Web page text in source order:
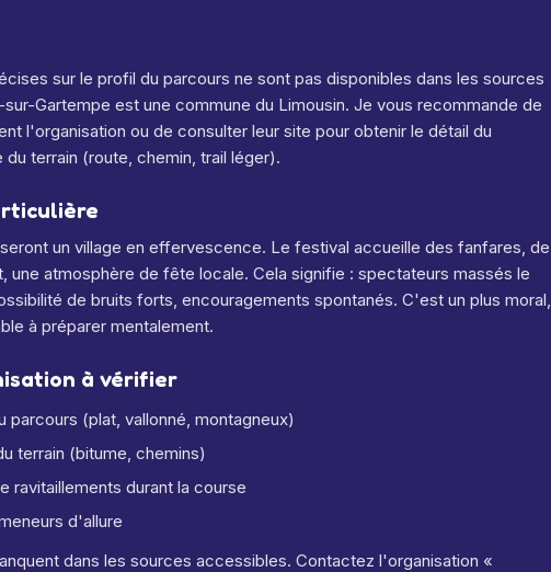
sur le profil du parcours ne sont pas disponibles dans les sources
Gartempe est une commune du Limousin. Je vous recommande de
l'organisation ou de consulter leur site pour obtenir le détail du
du terrain (route, chemin, trail léger).
un village en effervescence. Le festival accueille des fanfares, de
une atmosphère de fête locale. Cela signifie : spectateurs massés le
de bruits forts, encouragements spontanés. C'est un plus moral,
à préparer mentalement.
à vérifier
parcours (plat, vallonné, montagneux)
terrain (bitume, chemins)
ravitaillements durant la course
d'allure
dans les sources accessibles. Contactez l'organisation «